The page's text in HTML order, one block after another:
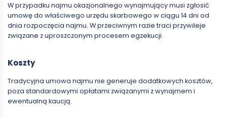
W przypadku najmu okazjonalnego wynajmujący musi zgłosić
umowę do właściwego urzędu skarbowego w ciągu 14 dni od
dnia rozpoczęcia najmu. W przeciwnym razie traci przywileje
związane z uproszczonym procesem egzekucji.
Koszty
Tradycyjna umowa najmu nie generuje dodatkowych kosztów,
poza standardowymi opłatami związanymi z wynajmem i
ewentualną kaucją.